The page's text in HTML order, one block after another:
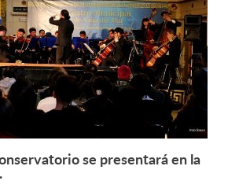
Leer más +
se presentará en la